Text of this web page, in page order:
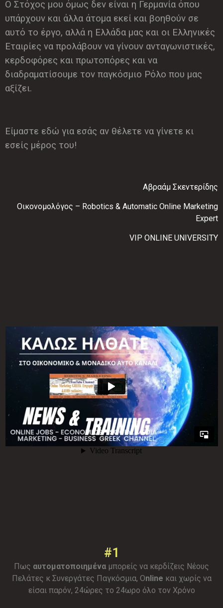
Ο Στόχος μου όμως δεν είναι η Γερμανία όπου
υπάρχουν και άλλα άτομα εκεί και βοηθούν σε
αυτό το έργο, αλλά η Ελλάδα μας και οι Ελληνικές
Εταιρίες να προλάβουν να γίνουν ανταγωνιστικές,
κερδοφόρες και πρωτοπόρες και να
διαδραματίσουμε τον παγκόσμιο Ρόλο που μας
αξίζει.
Είμαστε εδώ για εσάς αν θέλετε να γίνετε κι
εσείς μέρος του!
Αβραάμ Σκεντερίδης
Οικονομολόγος – Robotics & Automatic Online Marketing
Expert
VIP ONLINE UNIVERSITY
#1
Πως αυτοματοποιημένα μπορείς να κερδίζεις Νέους
Πελάτες κ Συνεργάτες Παγκόσμια, Online και χωρίς να
είσαι παρόν, 24ώρες το 24ωρο όλο τον Χρόνο